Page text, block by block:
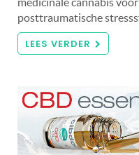
posttraumatische
LEES VERDER